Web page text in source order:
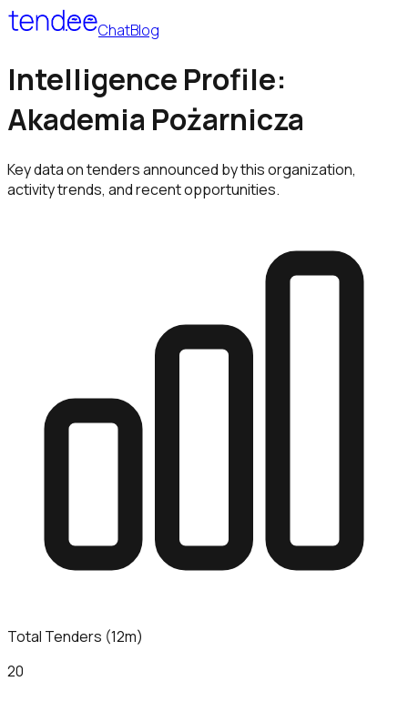
ChatBlog
Intelligence Profile:
Akademia Pożarnicza
Key data on tenders announced by this organization,
activity trends, and recent opportunities.
Total Tenders (12m)
20